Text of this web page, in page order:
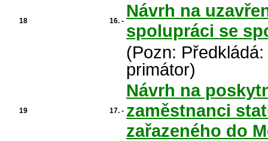
18 16. -
Návrh na
spolupráci se
(Pozn:
primátor)
19 17. -
Návrh na
zaměstnanci
zařazeného do